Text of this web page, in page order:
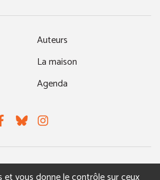
Auteurs
La maison
Agenda
BlueskyInstagram